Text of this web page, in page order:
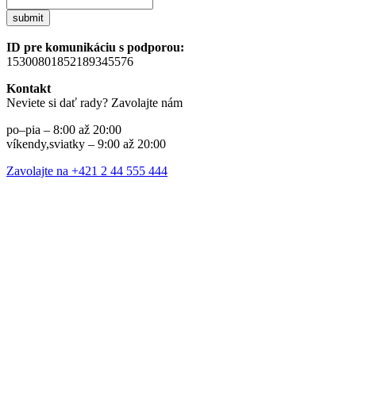
submit
ID pre komunikáciu s podporou:
15300801852189345576
Kontakt
Neviete si dať rady? Zavolajte nám
po–pia – 8:00 až 20:00
víkendy,sviatky – 9:00 až 20:00
Zavolajte na +421 2 44 555 444